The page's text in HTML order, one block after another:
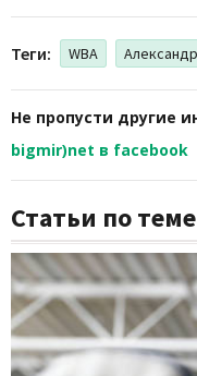
Теги: WBA
Не пропусти другие
bigmir)net в facebook
Статьи по теме